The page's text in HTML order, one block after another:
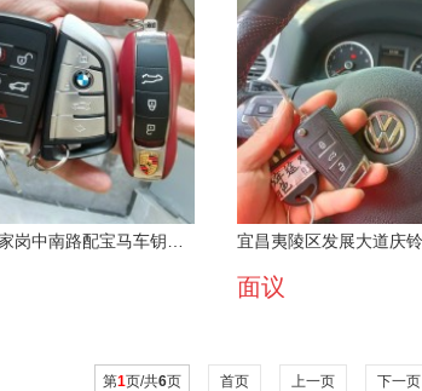
面议
第1页/共6页 首页 上一页 下一页